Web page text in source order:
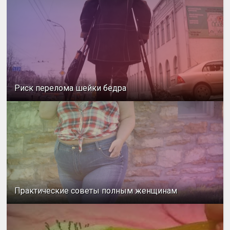
Риск перелома шейки бедра
Практические советы полным женщинам